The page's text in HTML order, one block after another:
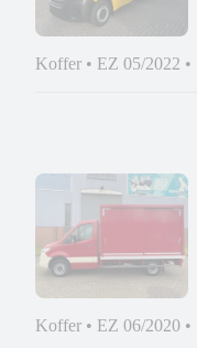
Koffer • EZ 05/2022 •
Koffer • EZ 06/2020 •